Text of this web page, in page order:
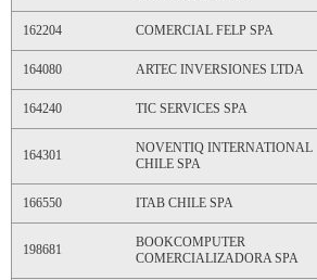
162204 COMERCIAL FELP SPA
164080 ARTEC INVERSIONES LTDA
164240 TIC SERVICES SPA
164301
NOVENTIQ INTERNATIONAL
CHILE SPA
166550 ITAB CHILE SPA
198681
BOOKCOMPUTER
COMERCIALIZADORA SPA